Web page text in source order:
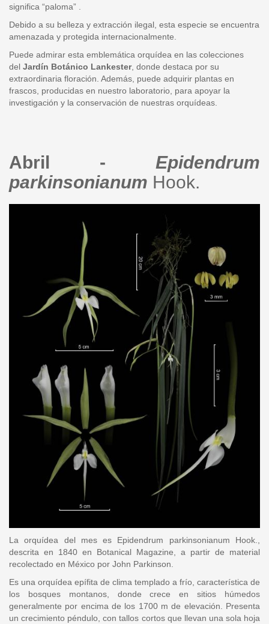
significa “paloma” .
Debido a su belleza y extracción ilegal, esta especie se encuentra
amenazada y protegida internacionalmente.
Puede admirar esta emblemática orquídea en las colecciones
del Jardín Botánico Lankester, donde destaca por su
extraordinaria floración. Además, puede adquirir plantas en
frascos, producidas en nuestro laboratorio, para apoyar la
investigación y la conservación de nuestras orquídeas.
Abril - Epidendrum
parkinsonianum Hook.
La orquídea del mes es Epidendrum parkinsonianum Hook.,
descrita en 1840 en Botanical Magazine, a partir de material
recolectado en México por John Parkinson.
Es una orquídea epífita de clima templado a frío, característica de
los bosques montanos, donde crece en sitios húmedos
generalmente por encima de los 1700 m de elevación. Presenta
un crecimiento péndulo, con tallos cortos que llevan una sola hoja